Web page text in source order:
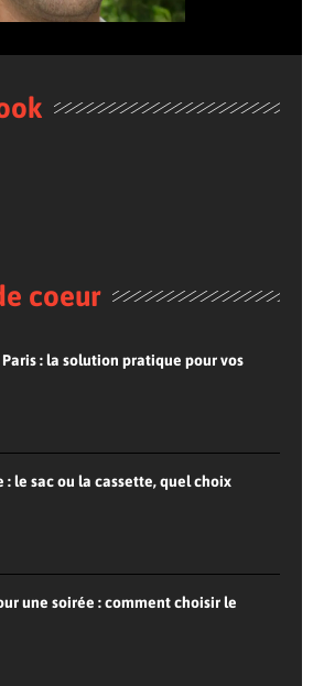
coeur
: la solution pratique pour vos
: le sac ou la cassette, quel choix
une soirée : comment choisir le